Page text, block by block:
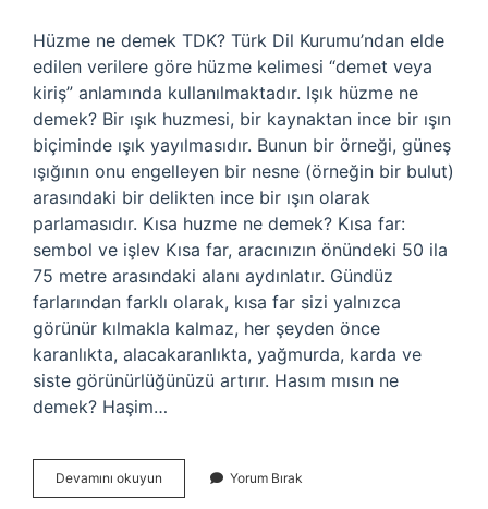
Hüzme ne demek TDK? Türk Dil Kurumu’ndan elde
edilen verilere göre hüzme kelimesi “demet veya
kiriş” anlamında kullanılmaktadır. Işık hüzme ne
demek? Bir ışık huzmesi, bir kaynaktan ince bir ışın
biçiminde ışık yayılmasıdır. Bunun bir örneği, güneş
ışığının onu engelleyen bir nesne (örneğin bir bulut)
arasındaki bir delikten ince bir ışın olarak
parlamasıdır. Kısa huzme ne demek? Kısa far:
sembol ve işlev Kısa far, aracınızın önündeki 50 ila
75 metre arasındaki alanı aydınlatır. Gündüz
farlarından farklı olarak, kısa far sizi yalnızca
görünür kılmakla kalmaz, her şeyden önce
karanlıkta, alacakaranlıkta, yağmurda, karda ve
siste görünürlüğünüzü artırır. Hasım mısın ne
demek? Haşim…
Devamını okuyun
Mi
Yorum Bırak